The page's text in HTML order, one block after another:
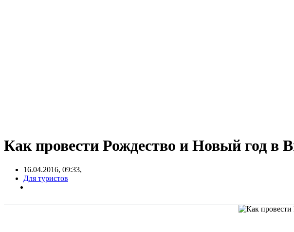
Как провести Рождество и Новый год в
16.04.2016, 09:33,
Для туристов